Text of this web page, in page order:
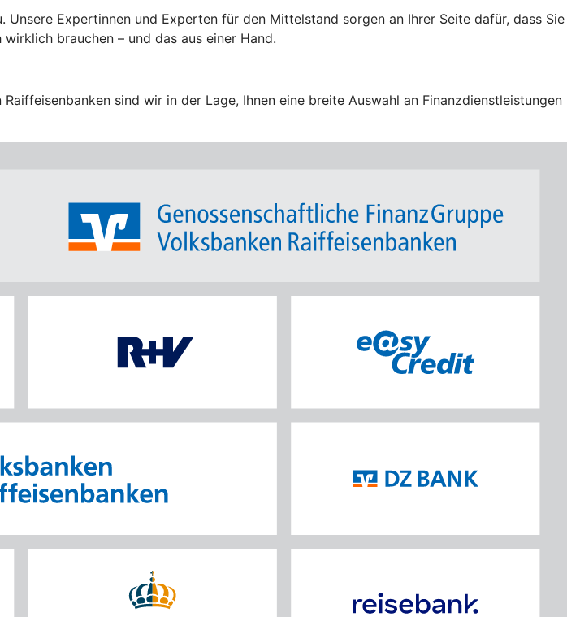
Expertinnen und Experten für den Mittelstand sorgen an Ihrer Seite dafür, dass Sie
brauchen – und das aus einer Hand.
sind wir in der Lage, Ihnen eine breite Auswahl an Finanzdienstleistungen